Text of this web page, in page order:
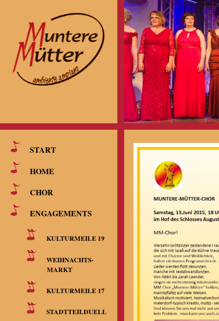
START
HOME
CHOR
ENGAGEMENTS
KULTURMEILE 19
WEIHNACHTS-
MARKT
KULTURMEILE 17
STADTTEILDUELL